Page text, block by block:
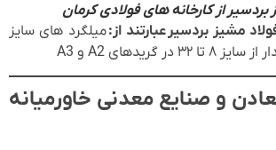
بردسیر از کارخانه های فولادی کرمان
مشیز بردسیر عبارتند از:میلگرد های سایز
و صنایع معدنی خاورمیانه